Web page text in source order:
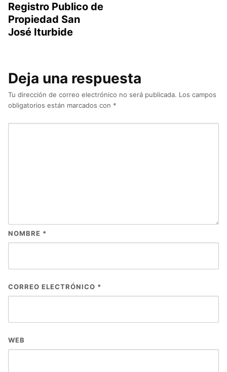
Registro Publico de
Propiedad San
José Iturbide
Deja una respuesta
Tu dirección de correo electrónico no será publicada. Los campos
obligatorios están marcados con *
NOMBRE *
CORREO ELECTRÓNICO *
WEB